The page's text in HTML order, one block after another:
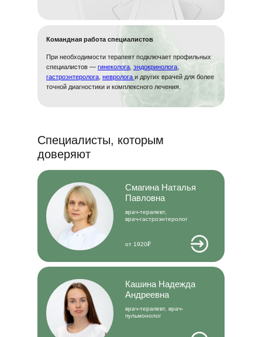
Командная работа специалистов
При необходимости терапевт подключает профильных
специалистов — гинеколога эндокринолога
гастроэнтеролога невролога и других врачей для более
точной диагностики и комплексного лечения.
Специалисты, которым
доверяют
Смагина Наталья
Павловна
врач-терапевт,
врач-гастроэнтеролог
от 1920₽
Кашина Надежда
Андреевна
врач-терапевт, врач-
пульмонолог